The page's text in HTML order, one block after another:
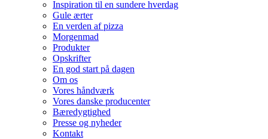
Inspiration til en sundere hverdag
Gule ærter
En verden af pizza
Morgenmad
Produkter
Opskrifter
En god start på dagen
Om os
Vores håndværk
Vores danske producenter
Bæredygtighed
Presse og nyheder
Kontakt